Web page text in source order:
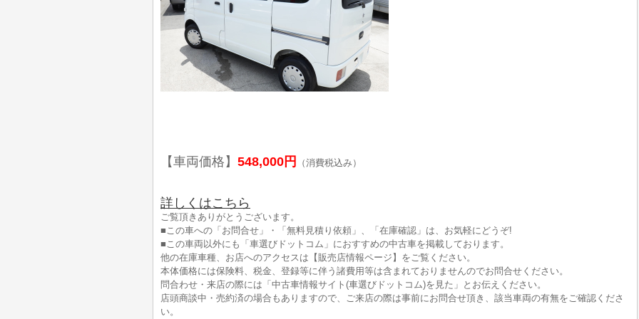
【車両価格】 548,000円 （消費税込み）
詳しくはこちら
ご覧頂きありがとうございます。
■この車への「お問合せ」・「無料見積り依頼」、「在庫確認」は、お気軽にどうぞ!
■この車両以外にも「車選びドットコム」におすすめの中古車を掲載しております。
他の在庫車種、お店へのアクセスは【販売店情報ページ】をご覧ください。
本体価格には保険料、税金、登録等に伴う諸費用等は含まれておりませんのでお問合せください。
問合わせ・来店の際には「中古車情報サイト(車選びドットコム)を見た」とお伝えください。
店頭商談中・売約済の場合もありますので、ご来店の際は事前にお問合せ頂き、該当車両の有無をご確認くださ
い。